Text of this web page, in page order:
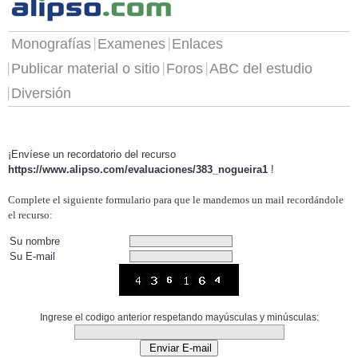
Monografías Examenes Enlaces
Publicar material o sitio Foros ABC del estudio
Diversión
¡Envíese un recordatorio del recurso
https://www.alipso.com/evaluaciones/383_nogueira1 !
Complete el siguiente formulario para que le mandemos un mail recordándole
el recurso:
Su nombre
Su E-mail
Ingrese el codigo anterior respetando mayúsculas y minúsculas: